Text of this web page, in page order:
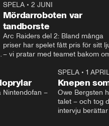
SPELA• 2 JUNI
Mördarroboten var
tandborste
Arc Raiders del 2: Bland många
priser har spelet fått pris för sitt
– vi pratar med teamet bakom
Nintendofan –
SPELA• 1
Knepen
Owe Bergsten
talet – och tog
intervju